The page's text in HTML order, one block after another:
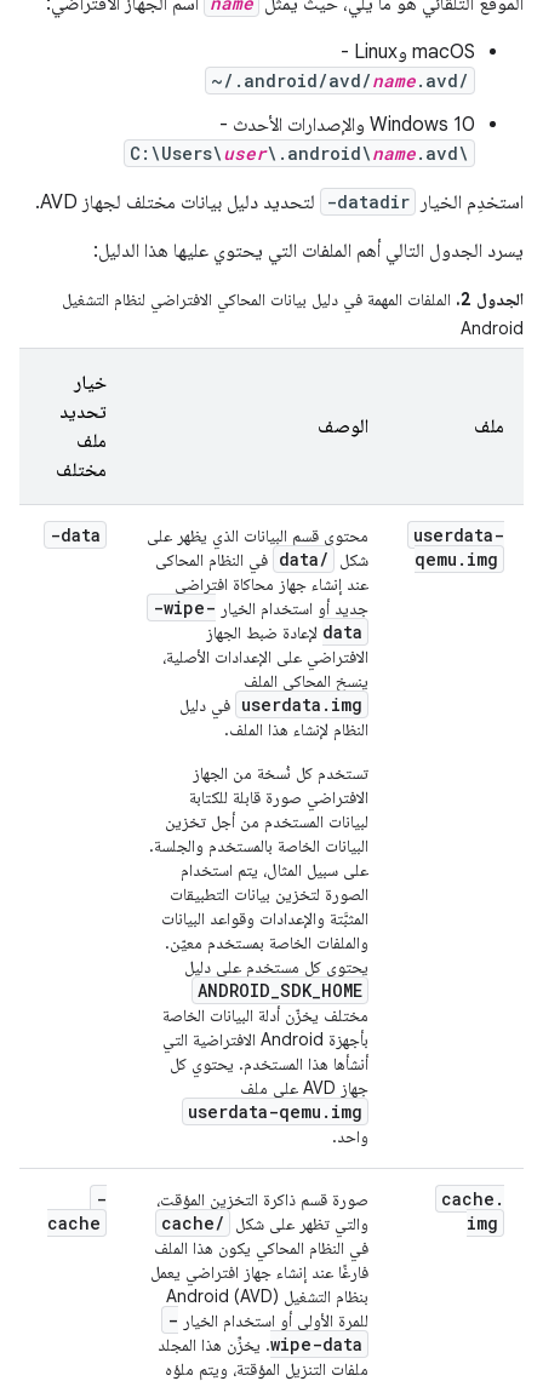
‫macOS وLinux -
~/.android/avd/name.avd/
‫Windows 10 والإصدارات الأحدث -
C:\Users\user\.android\name.avd\
استخدِم الخيار -datadir
لتحديد دليل بيانات مختلف لجهاز AVD.
يسرد الجدول التالي أهم الملفات التي يحتوي عليها هذا الدليل:
الجدول 2.
الملفات المهمة في دليل بيانات المحاكي الافتراضي لنظام التشغيل
Android
ملف الوصف
خيار
تحديد
ملف
مختلف
userdata-
qemu . img
محتوى قسم البيانات الذي يظهر على
شكل
data/ في النظام المحاكى
عند إنشاء جهاز محاكاة افتراضي
جديد أو استخدام الخيار -wipe-
data لإعادة ضبط الجهاز
الافتراضي على الإعدادات الأصلية،
ينسخ المحاكي الملف
userdata.img في دليل
النظام لإنشاء هذا الملف.
تستخدم كل نُسخة من الجهاز
الافتراضي صورة قابلة للكتابة
لبيانات المستخدم من أجل تخزين
البيانات الخاصة بالمستخدم والجلسة.
على سبيل المثال، يتم استخدام
الصورة لتخزين بيانات التطبيقات
المثبَّتة والإعدادات وقواعد البيانات
والملفات الخاصة بمستخدم معيّن.
يحتوي كل مستخدم على دليل
ANDROID_SDK_HOME
مختلف يخزّن أدلة البيانات الخاصة
بأجهزة Android الافتراضية التي
أنشأها هذا المستخدم. يحتوي كل
جهاز AVD على ملف
userdata-qemu.img
واحد.
-data
cache .
img
صورة قسم ذاكرة التخزين المؤقت،
والتي تظهر على شكل
cache/
في النظام المحاكي يكون هذا الملف
فارغًا عند إنشاء جهاز افتراضي يعمل
بنظام التشغيل Android (AVD)
للمرة الأولى أو استخدام الخيار -
wipe-data. يخزِّن هذا المجلد
ملفات التنزيل المؤقتة، ويتم ملؤه
-
cache